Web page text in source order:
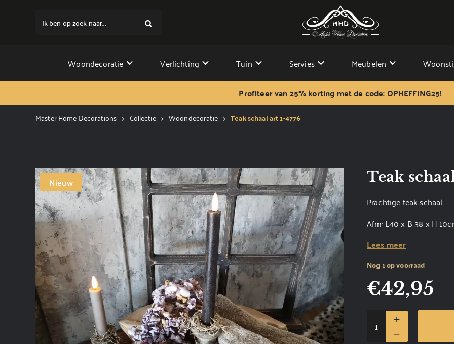
Ik ben op zoek naar...
Woondecoratie Verlichting Tuin Servies Meubelen
Profiteer van 25% korting met de code: OPHEFFING25!
Master Home Decorations Collectie Woondecoratie Teak schaal art 1-4776
Nieuw Teak
Prachtige teak schaal
Afm: L40 x B 38 x H
Lees meer
Nog 1 op voorraad
€42,95